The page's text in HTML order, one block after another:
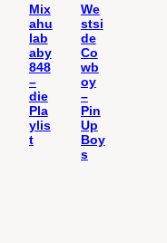
Mix
ahu
lab
aby
848
–
die
Pla
ylis
t
We
stsi
de
Co
wb
oy
–
Pin
Up
Boy
s